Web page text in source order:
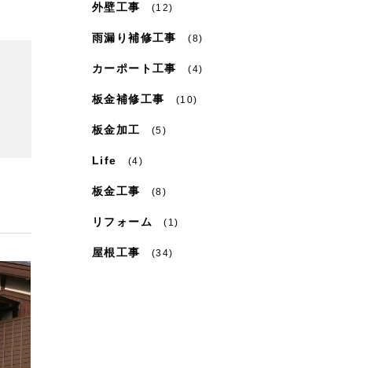
外壁工事 (12)
雨漏り補修工事 (8)
カーポート工事 (4)
板金補修工事 (10)
板金加工 (5)
Life (4)
板金工事 (8)
リフォーム (1)
屋根工事 (34)